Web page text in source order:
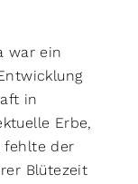
war ein
in
Erbe,
fehlte der
Blütezeit